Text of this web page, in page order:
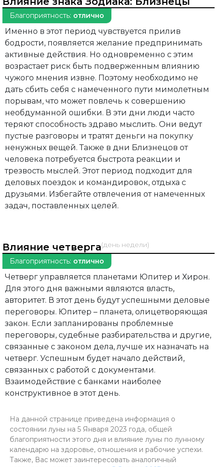
Благоприятность: отлично
Именно в этот период чувствуется прилив
бодрости, появляется желание предпринимать
активные действия. Но одновременно с этим
возрастает риск быть подверженным влиянию
чужого мнения извне. Поэтому необходимо не
дать сбить себя с намеченного пути мимолетным
порывам, что может повлечь к совершению
необдуманной ошибки. В эти дни люди часто
теряют способность здраво мыслить. Они ведут
пустые разговоры и тратят деньги на покупку
ненужных вещей. Также в дни Близнецов от
человека потребуется быстрота реакции и
трезвость мыслей. Этот период подходит для
деловых поездок и командировок, отдыха с
друзьями. Избегайте отвлечения от намеченных
задач, поставленных целей.
Влияние четверга(день недели)
Благоприятность: отлично
Четверг управляется планетами Юпитер и Хирон.
Для этого дня важными являются власть,
авторитет. В этот день будут успешными деловые
переговоры. Юпитер – планета, олицетворяющая
закон. Если запланированы проблемные
переговоры, судебные разбирательства и другие,
связанные с законом дела, лучше их назначать на
четверг. Успешным будет начало действий,
связанных с работой с документами.
Взаимодействие с банками наиболее
конструктивное в этот день.
На данной странице приведена информация о
состоянии луны на 5 Января 2023 года, общей
благоприятности этого дня и влияние луны по лунному
календарю на здоровье, отношения и рабочие успехи.
Также, Вас может заинтересовать аналогичный